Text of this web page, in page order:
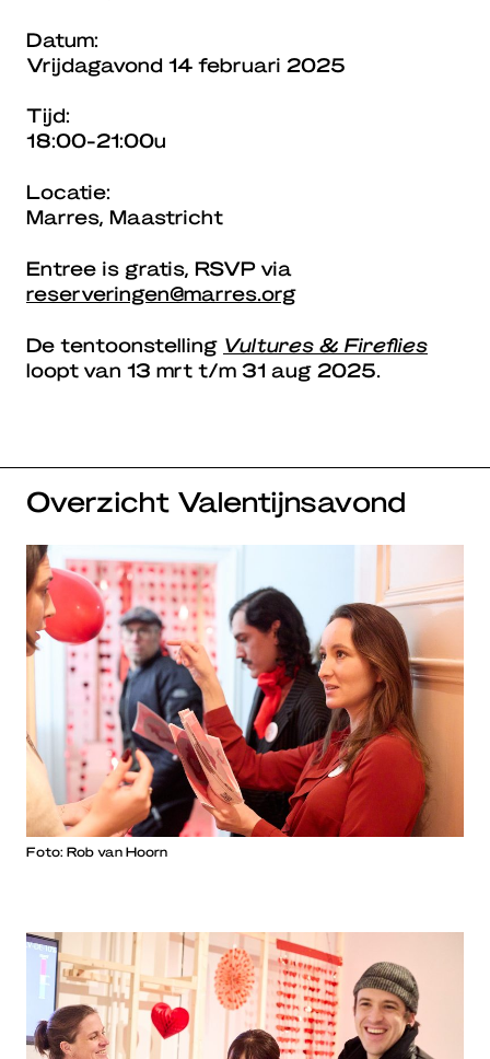
Datum:
Vrijdagavond 14 februari 2025
Tijd:
18:00-21:00u
Locatie:
Marres, Maastricht
Entree is gratis, RSVP via
reserveringen@marres.org
De tentoonstelling Vultures & Fireflies
loopt van 13 mrt t/m 31 aug 2025.
Overzicht Valentijnsavond
Foto: Rob van Hoorn